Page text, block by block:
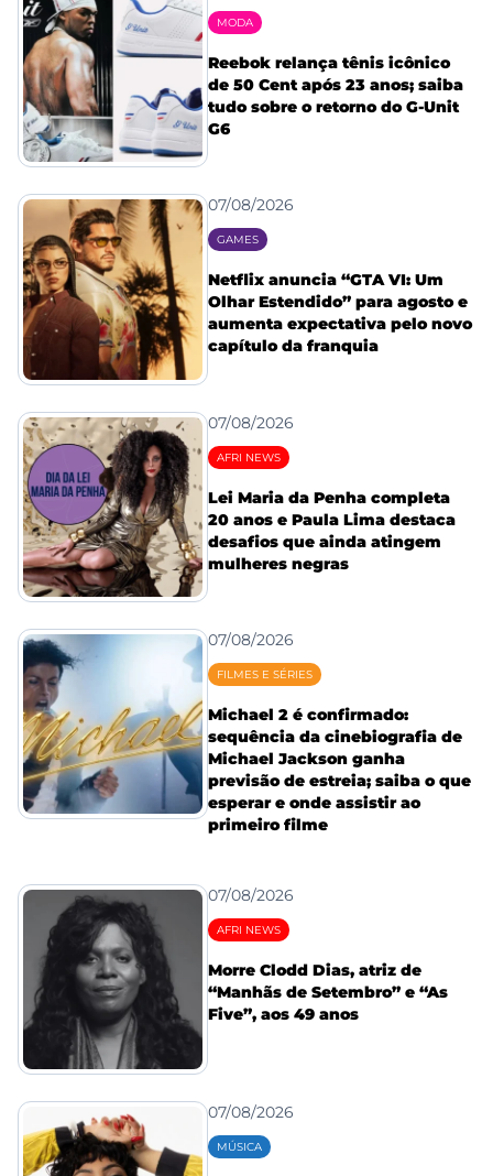
MODA
Reebok relança tênis icônico
de 50 Cent após 23 anos; saiba
tudo sobre o retorno do G-Unit
G6
07/08/2026
GAMES
Netflix anuncia “GTA VI: Um
Olhar Estendido” para agosto e
aumenta expectativa pelo novo
capítulo da franquia
07/08/2026
AFRI NEWS
Lei Maria da Penha completa
20 anos e Paula Lima destaca
desafios que ainda atingem
mulheres negras
07/08/2026
FILMES E SÉRIES
Michael 2 é confirmado:
sequência da cinebiografia de
Michael Jackson ganha
previsão de estreia; saiba o que
esperar e onde assistir ao
primeiro filme
07/08/2026
AFRI NEWS
Morre Clodd Dias, atriz de
“Manhãs de Setembro” e “As
Five”, aos 49 anos
07/08/2026
MÚSICA